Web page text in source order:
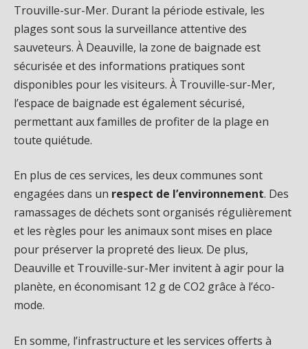
Trouville-sur-Mer. Durant la période estivale, les
plages sont sous la surveillance attentive des
sauveteurs. À Deauville, la zone de baignade est
sécurisée et des informations pratiques sont
disponibles pour les visiteurs. À Trouville-sur-Mer,
l’espace de baignade est également sécurisé,
permettant aux familles de profiter de la plage en
toute quiétude.
En plus de ces services, les deux communes sont
engagées dans un respect de l’environnement. Des
ramassages de déchets sont organisés régulièrement
et les règles pour les animaux sont mises en place
pour préserver la propreté des lieux. De plus,
Deauville et Trouville-sur-Mer invitent à agir pour la
planète, en économisant 12 g de CO2 grâce à l’éco-
mode.
En somme, l’infrastructure et les services offerts à